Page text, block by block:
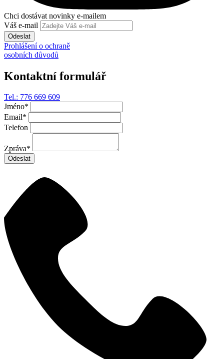
Chci dostávat novinky e-mailem
Váš e-mail
Odeslat
Prohlášení o ochraně
osobních důvodů
Kontaktní formulář
Tel.: 776 669 609
Jméno*
Email*
Telefon
Zpráva*
Odeslat